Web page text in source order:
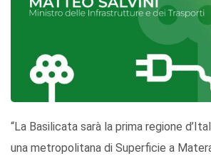
“La Basilicata sarà la prima regione
una metropolitana di Superficie a